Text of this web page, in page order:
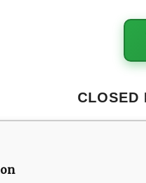
CLOSED